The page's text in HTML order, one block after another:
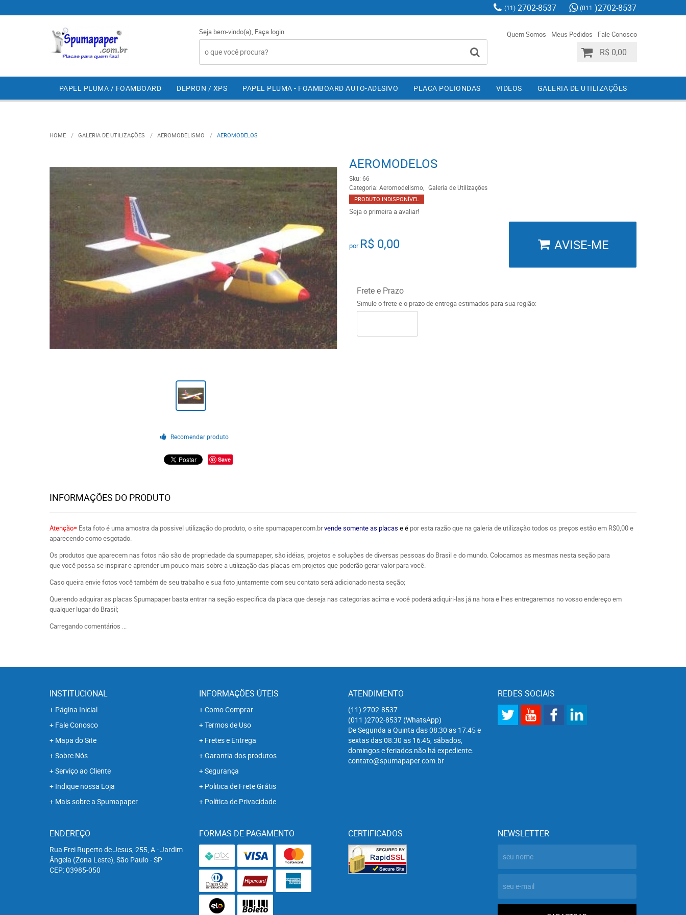
(11) 2702-8537 (011 )2702-8537
Seja bem-vindo(a), Faça login Quem Somos Meus Pedidos Fale Conosco
R$ 0,00
PAPEL PLUMA / FOAMBOARD DEPRON / XPS PAPEL PLUMA - FOAMBOARD AUTO-ADESIVO PLACA POLIONDAS VIDEOS GALERIA DE UTILIZAÇÕES
HOME GALERIA DE UTILIZAÇÕES AEROMODELISMO AEROMODELOS
Recomendar produto
Save
AEROMODELOS
Sku: 66
Categoria: Aeromodelismo Galeria de Utilizações
PRODUTO INDISPONÍVEL
Seja o primeira a avaliar!
por R$ 0,00 AVISE-ME
Frete e Prazo
Simule o frete e o prazo de entrega estimados para sua região:
INFORMAÇÕES DO PRODUTO
Atenção= Esta foto é uma amostra da possivel utilização do produto, o site spumapaper.com.brvende somente as placas e é por esta razão que na galeria de utilização todos os preços estão em R$0,00 e
aparecendo como esgotado.
Os produtos que aparecem nas fotos não são de propriedade da spumapaper, são idéias, projetos e soluções de diversas pessoas do Brasil e do mundo. Colocamos as mesmas nesta seção para
que você possa se inspirar e aprender um pouco mais sobre a utilização das placas em projetos que poderão gerar valor para você.
Caso queira envie fotos você também de seu trabalho e sua foto juntamente com seu contato será adicionado nesta seção;
Querendo adquirar as placas Spumapaper basta entrar na seção especifica da placa que deseja nas categorias acima e você poderá adiquiri-las já na hora e lhes entregaremos no vosso endereço em
qualquer lugar do Brasil;
Carregando comentários ...
INSTITUCIONAL
Página Inicial
Fale Conosco
Mapa do Site
Sobre Nós
Serviço ao Cliente
Indique nossa Loja
Mais sobre a Spumapaper
INFORMAÇÕES ÚTEIS
Como Comprar
Termos de Uso
Fretes e Entrega
Garantia dos produtos
Segurança
Politica de Frete Grátis
Política de Privacidade
ATENDIMENTO
(11) 2702-8537
(011 )2702-8537 (WhatsApp)
De Segunda a Quinta das 08:30 as 17:45 e
sextas das 08:30 as 16:45, sábados,
domingos e feriados não há expediente.
contato@spumapaper.com.br
REDES SOCIAIS
ENDEREÇO
Rua Frei Ruperto de Jesus, 255, A-Jardim
Ângela (Zona Leste), São Paulo-SP
CEP: 03985-050
FORMAS DE PAGAMENTO CERTIFICADOS NEWSLETTER